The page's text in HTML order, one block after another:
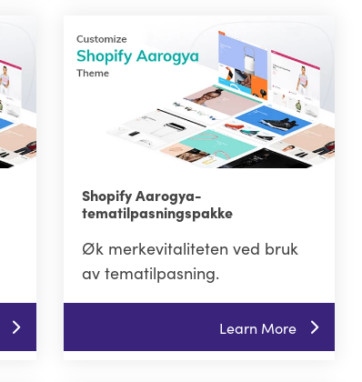
Shopify Aarogya-
tematilpasningspakke
Øk merkevitaliteten ved bruk
av tematilpasning.
Learn More